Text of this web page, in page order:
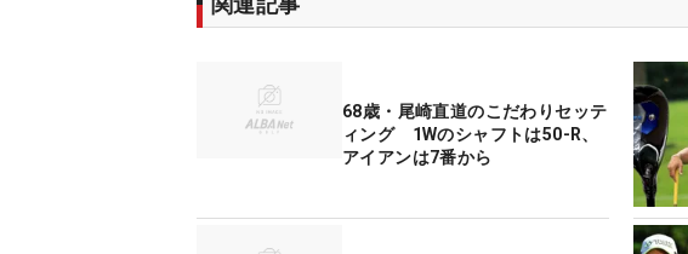
68歳・尾崎直道のこだわりセッテ
ィング 1Wのシャフトは50-R、
アイアンは7番から